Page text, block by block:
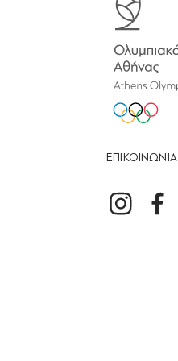
ΕΠΙΚΟΙΝΩΝΙΑ